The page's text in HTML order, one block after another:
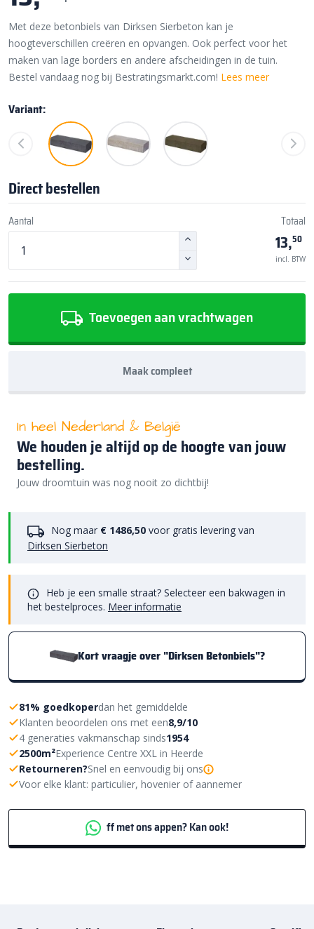
Met deze betonbiels van Dirksen Sierbeton kan je
hoogteverschillen creëren en opvangen. Ook perfect voor het
maken van lage borders en andere afscheidingen in de tuin.
Bestel vandaag nog bij Bestratingsmarkt.com! Lees meer
Variant:
Direct bestellen
Aantal Totaal
13,50
incl. BTW
Toevoegen aan vrachtwagen
Maak compleet
In heel Nederland & België
We houden je altijd op de hoogte van jouw
bestelling.
Jouw droomtuin was nog nooit zo dichtbij!
Nog maar € 1486,50 voor gratis levering van
Dirksen Sierbeton
Heb je een smalle straat? Selecteer een bakwagen in
het bestelproces. Meer informatie
Kort vraagje over "Dirksen Betonbiels"?
81% goedkoperdan het gemiddelde
Klanten beoordelen ons met een8,9/10
4 generaties vakmanschap sinds1954
2500m²Experience Centre XXL in Heerde
Retourneren?Snel en eenvoudig bij ons
Voor elke klant: particulier, hovenier of aannemer
ff met ons appen? Kan ook!